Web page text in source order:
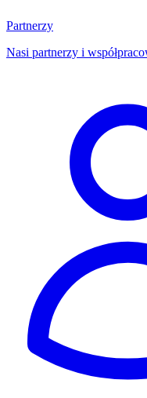
Partnerzy
Nasi partnerzy i